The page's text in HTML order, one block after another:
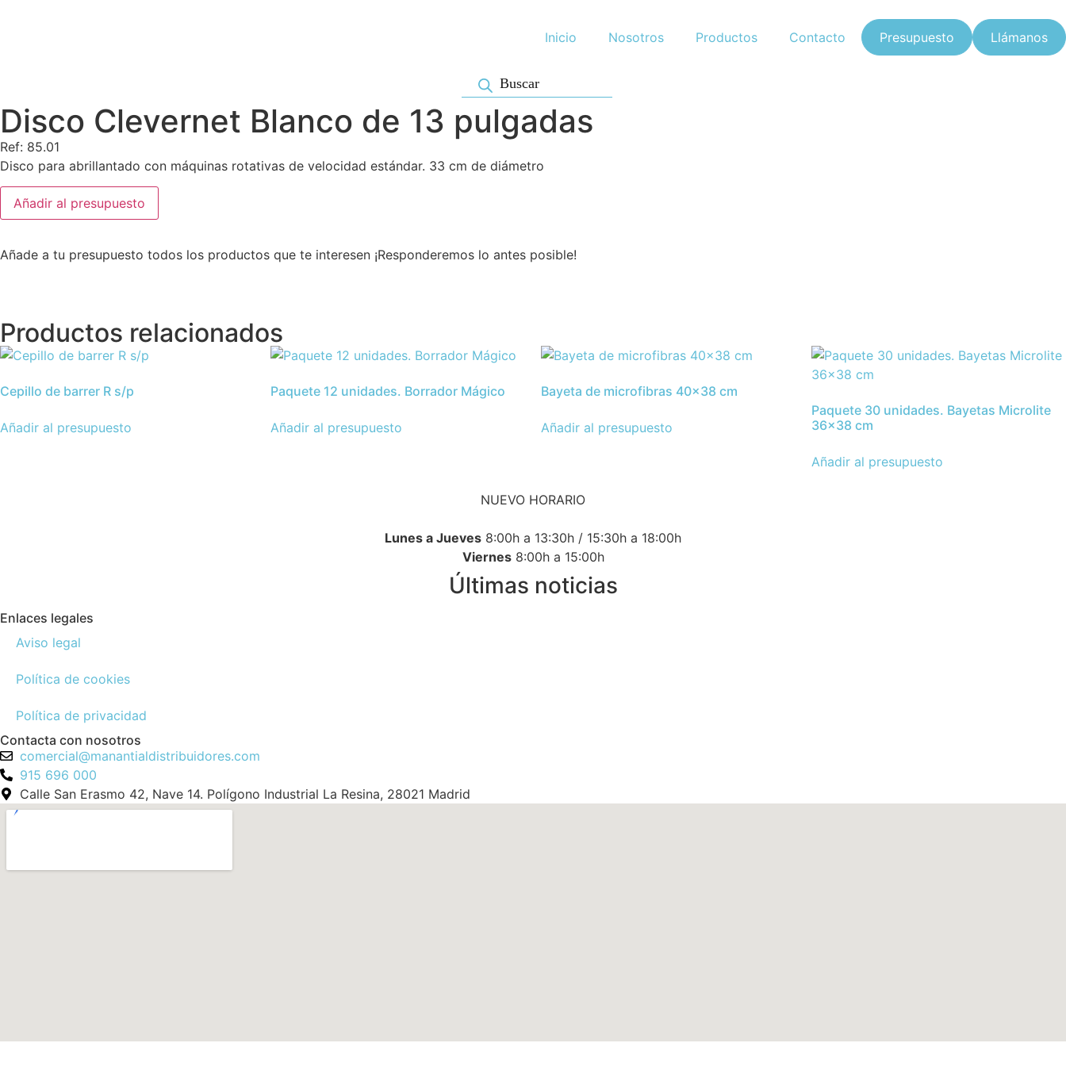
Inicio Nosotros Productos Contacto Presupuesto Llámanos
Disco Clevernet Blanco de 13 pulgadas
Ref: 85.01
Disco para abrillantado con máquinas rotativas de velocidad estándar. 33 cm de diámetro
Añadir al presupuesto
Añade a tu presupuesto todos los productos que te interesen ¡Responderemos lo antes posible!
Productos relacionados
Cepillo de barrer R s/p
Añadir al presupuesto
Paquete 12 unidades. Borrador Mágico
Añadir al presupuesto
Bayeta de microfibras 40×38 cm
Añadir al presupuesto
Paquete 30 unidades. Bayetas Microlite
36×38 cm
Añadir al presupuesto
NUEVO HORARIO
Lunes a Jueves 8:00h a 13:30h / 15:30h a 18:00h
Viernes8:00h a 15:00h
Últimas noticias
Enlaces legales
Aviso legal
Política de cookies
Política de privacidad
Contacta con nosotros
comercial@manantialdistribuidores.com
915 696 000
Calle San Erasmo 42, Nave 14. Polígono Industrial La Resina, 28021 Madrid